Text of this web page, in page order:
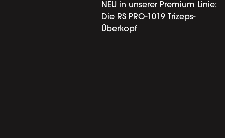
NEU in unserer Premium Linie:
Die RS PRO-1019 Trizeps-
Überkopf